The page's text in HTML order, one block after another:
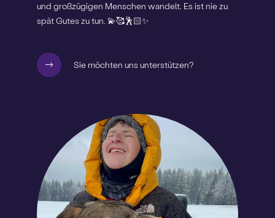
und großzügigen Menschen wandelt. Es ist nie zu
spät Gutes zu tun. 💫🥰🕺🏻✨️
Sie möchten uns unterstützen?